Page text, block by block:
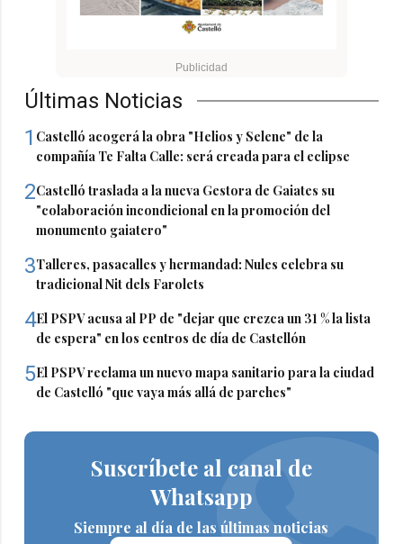
Últimas Noticias
1 Castelló acogerá la obra "Helios y Selene" de la
compañía Te Falta Calle: será creada para el eclipse
2Castelló traslada a la nueva Gestora de Gaiates su
"colaboración incondicional en la promoción del
monumento gaiatero"
3Talleres, pasacalles y hermandad: Nules celebra su
tradicional Nit dels Farolets
4El PSPV acusa al PP de "dejar que crezca un 31 % la lista
de espera" en los centros de día de Castellón
5El PSPV reclama un nuevo mapa sanitario para la ciudad
de Castelló "que vaya más allá de parches"
Suscríbete al canal de
Whatsapp
Siempre al día de las últimas noticias